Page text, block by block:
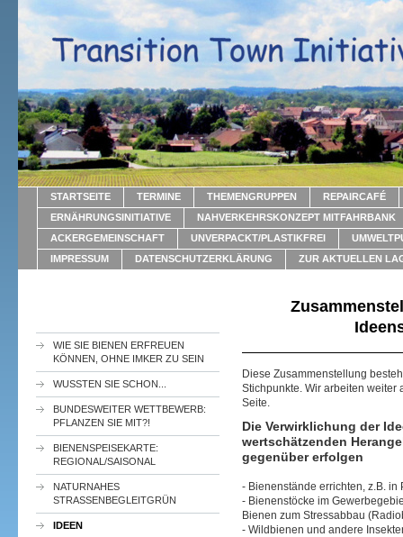
STARTSEITE TERMINE THEMENGRUPPEN
REPAIRCAFÉ
ERNÄHRUNGSINITIATIVE
NAHVERKEHRSKONZEPT MITFAHRBANK
ACKERGEMEINSCHAFT
UNVERPACKT/PLASTIKFREI
IMPRESSUM
DATENSCHUTZERKLÄRUNG ZUR AKTUELLEN
WIE SIE BIENEN ERFREUEN
KÖNNEN, OHNE IMKER ZU SEIN
WUSSTEN SIE SCHON...
BUNDESWEITER WETTBEWERB:
PFLANZEN SIE MIT?!
BIENENSPEISEKARTE:
REGIONAL/SAISONAL
NATURNAHES
STRASSENBEGLEITGRÜN
IDEEN
Diese Zusammenstellung
Stichpunkte. Wir arbeiten weiter
Seite.
Die Verwirklichung der
wertschätzenden
gegenüber erfolgen
- Bienenstände errichten, z.B. in
- Bienenstöcke im
Bienen zum Stressabbau
- Wildbienen und andere